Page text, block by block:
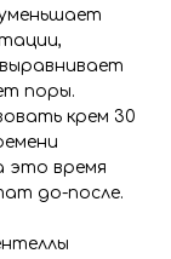
поры.
крем 30
это время
до-после.